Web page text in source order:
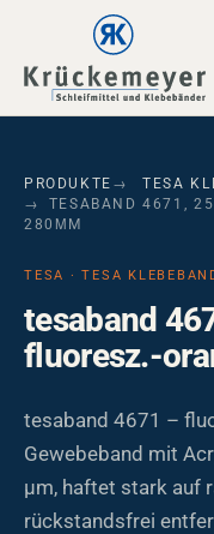
Skip to main navigation
Skip to main content
Skip to page footer
PRODUKTE
TESA
TESABAND 4671,
280ΜM
TESA · TESA
tesaband
fluoresz.-
tesaband 4671 –
Gewebeband mit
µm, haftet stark auf
rückstandsfrei